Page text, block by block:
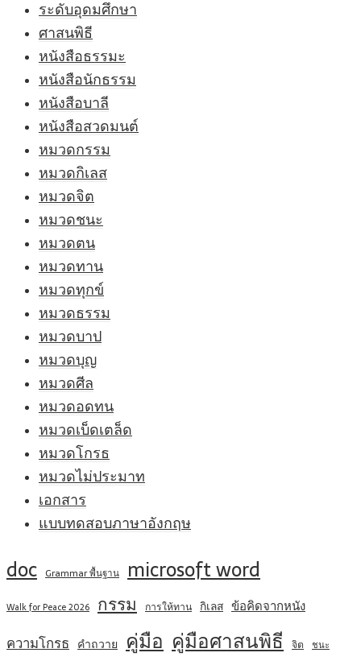
ระดับอุดมศึกษา
ศาสนพิธี
หนังสือธรรมะ
หนังสือนักธรรม
หนังสือบาลี
หนังสือสวดมนต์
หมวดกรรม
หมวดกิเลส
หมวดจิต
หมวดชนะ
หมวดตน
หมวดทาน
หมวดทุกข์
หมวดธรรม
หมวดบาป
หมวดบุญ
หมวดศีล
หมวดอดทน
หมวดเบ็ดเตล็ด
หมวดโกรธ
หมวดไม่ประมาท
เอกสาร
แบบทดสอบภาษาอังกฤษ
doc Grammar พื้นฐาน microsoft word
Walk for Peace 2026 กรรม การให้ทาน กิเลส ข้อคิดจากหนัง
ความโกรธ คำถวาย คู่มือ คู่มือศาสนพิธี จิต ชนะ